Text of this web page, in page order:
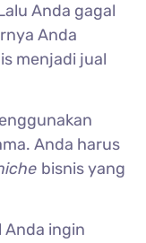
Anda gagal
Anda
menjadi jual
Anda harus
bisnis yang
Anda ingin